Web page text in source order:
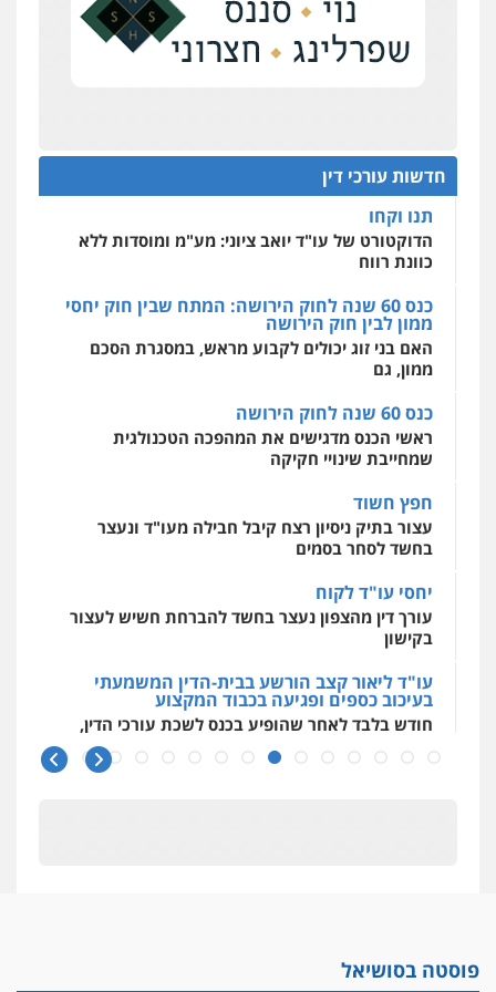
0504578527
אחסון אתרים
מקצועיים לעורכי דין
מרכז התחלה חדשה
אסירים עבירות מין שירותים מקצועיים
לעורכי דין
חדשות עורכי דין
על סדר היום
כנס תובענות ייצוגיות: "בעקבות ה-AI התפתח טרנד
להגנה על עסקים קטנים
תנו וקחו
הדוקטורט של עו"ד יואב ציוני: מע"מ ומוסדות ללא
כוונת רווח
כנס 60 שנה לחוק הירושה: המתח שבין חוק יחסי
ממון לבין חוק הירושה
האם בני זוג יכולים לקבוע מראש, במסגרת הסכם
ממון, גם
כנס 60 שנה לחוק הירושה
ראשי הכנס מדגישים את המהפכה הטכנולגית
שמחייבת שינויי חקיקה
חפץ חשוד
עצור בתיק ניסיון רצח קיבל חבילה מעו"ד ונעצר
בחשד לסחר בסמים
יחסי עו"ד לקוח
עורך דין מהצפון נעצר בחשד להברחת חשיש לעצור
בקישון
עו"ד ליאור קצב הורשע בבית-הדין המשמעתי
בעיכוב כספים ופגיעה בכבוד המקצוע
חודש בלבד לאחר שהופיע בכנס לשכת עורכי הדין,
אלה המינויים
פוסטה בסושיאל